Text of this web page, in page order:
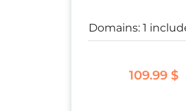
109.99 $